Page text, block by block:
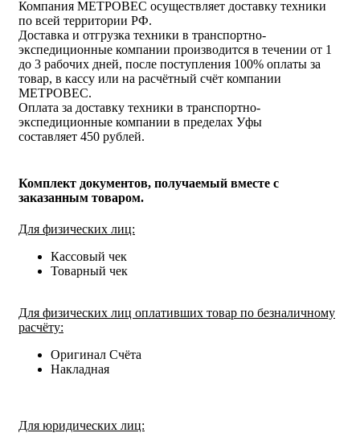
Компания МЕТРОВЕС осуществляет доставку техники
по всей территории РФ.
Доставка и отгрузка техники в транспортно-
экспедиционные компании производится в течении от 1
до 3 рабочих дней, после поступления 100% оплаты за
товар, в кассу или на расчётный счёт компании
МЕТРОВЕС.
Оплата за доставку техники в транспортно-
экспедиционные компании в пределах Уфы
составляет 450 рублей.
Комплект документов, получаемый вместе с
заказанным товаром.
Для физических лиц:
Кассовый чек
Товарный чек
Для физических лиц оплативших товар по безналичному
расчёту:
Оригинал Счёта
Накладная
Для юридических лиц: